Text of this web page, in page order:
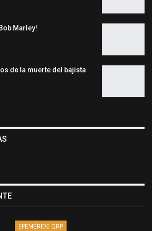
Marley!
de la muerte del bajista
EFEMÉRIDE QRP